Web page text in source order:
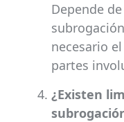
Depende
necesario
partes
¿Existen